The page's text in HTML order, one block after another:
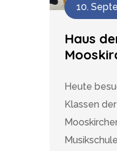
10.
Haus
Heute
Klassen